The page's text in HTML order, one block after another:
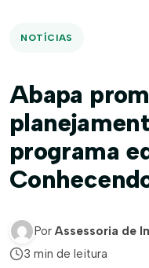
NOTÍCIAS
Abapa
programa
Por Assessoria de
3 min de leitura